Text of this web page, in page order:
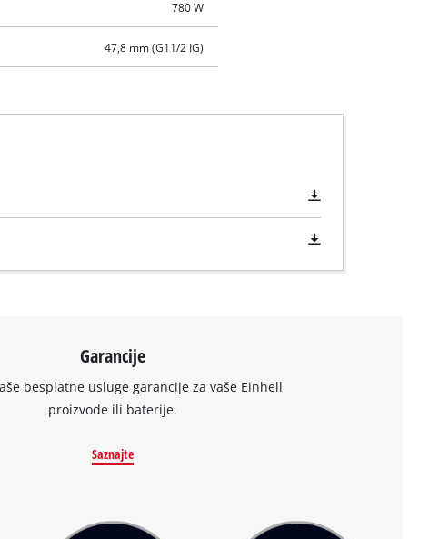
780 W
47,8 mm (G11/2 IG)
Garancije
besplatne usluge garancije za vaše Einhell
proizvode ili baterije.
Saznajte